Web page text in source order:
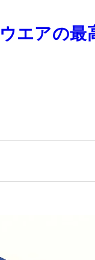
エアの最